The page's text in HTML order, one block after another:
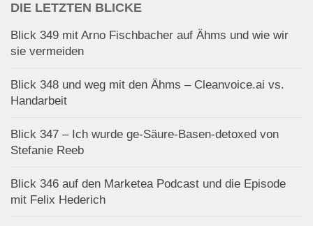
DIE LETZTEN BLICKE
Blick 349 mit Arno Fischbacher auf Ähms und wie wir
sie vermeiden
Blick 348 und weg mit den Ähms – Cleanvoice.ai vs.
Handarbeit
Blick 347 – Ich wurde ge-Säure-Basen-detoxed von
Stefanie Reeb
Blick 346 auf den Marketea Podcast und die Episode
mit Felix Hederich